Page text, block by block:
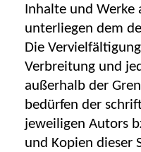
Inhalte und Werke
unterliegen dem
Die
Verbreitung und
außerhalb der
bedürfen der
jeweiligen Autors
und Kopien dieser